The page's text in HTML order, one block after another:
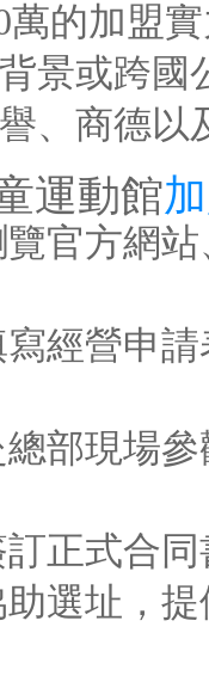
的加盟實
或跨國
商德以
運動館
方網站
營申請
現場參
式合同
址，提